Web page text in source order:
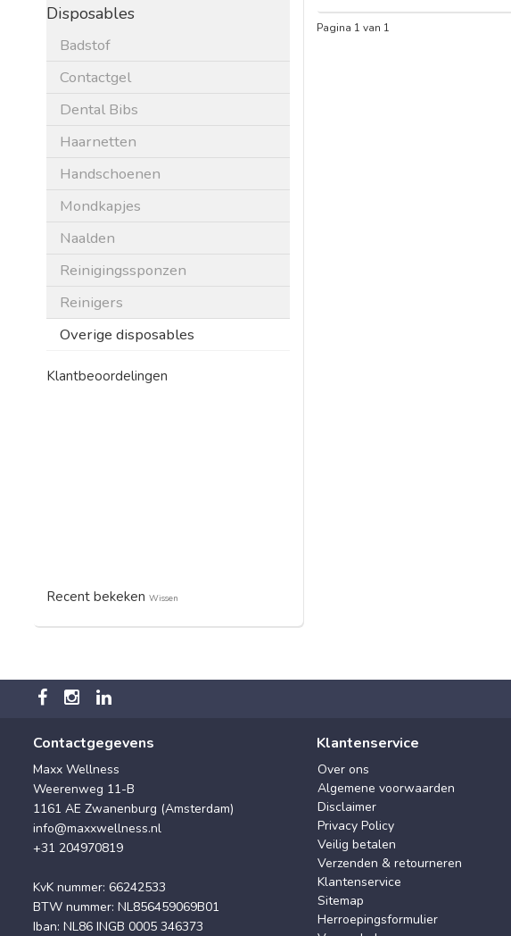
Disposables
Badstof
Contactgel
Dental Bibs
Haarnetten
Handschoenen
Mondkapjes
Naalden
Reinigingssponzen
Reinigers
Overige disposables
Klantbeoordelingen
Recent bekeken Wissen
Pagina 1 van 1
Contactgegevens
Maxx Wellness
Weerenweg 11-B
1161 AE Zwanenburg (Amsterdam)
info@maxxwellness.nl
+31 204970819
KvK nummer: 66242533
BTW nummer: NL856459069B01
Iban: NL86 INGB 0005 346373
Klantenservice
Over ons
Algemene voorwaarden
Disclaimer
Privacy Policy
Veilig betalen
Verzenden & retourneren
Klantenservice
Sitemap
Herroepingsformulier